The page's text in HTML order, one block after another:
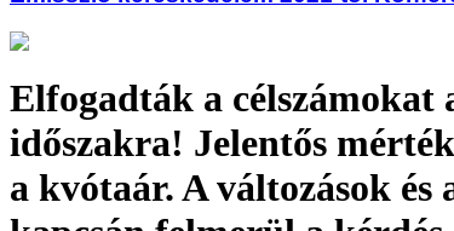
Elfogadták a célszámokat
időszakra! Jelentős
a kvótaár. A változások és